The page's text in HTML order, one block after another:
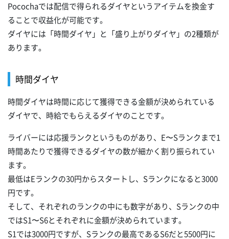
Pocochaでは配信で得られるダイヤというアイテムを換金す
ることで収益化が可能です。
ダイヤには「時間ダイヤ」と「盛り上がりダイヤ」の2種類が
あります。
時間ダイヤ
時間ダイヤは時間に応じて獲得できる金額が決められている
ダイヤで、時給でもらえるダイヤのことです。
ライバーには応援ランクというものがあり、E〜Sランクまで1
時間あたりで獲得できるダイヤの数が細かく割り振られてい
ます。
最低はEランクの30円からスタートし、Sランクになると3000
円です。
そして、それぞれのランクの中にも数字があり、Sランクの中
ではS1〜S6とそれぞれに金額が決められています。
S1では3000円ですが、Sランクの最高であるS6だと5500円に